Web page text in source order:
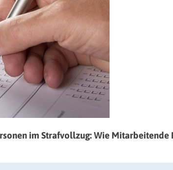
im Strafvollzug: Wie Mitarbeitende